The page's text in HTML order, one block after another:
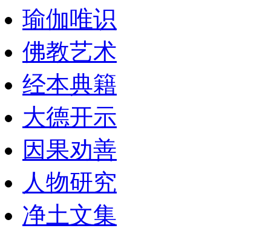
瑜伽唯识
佛教艺术
经本典籍
大德开示
因果劝善
人物研究
净土文集